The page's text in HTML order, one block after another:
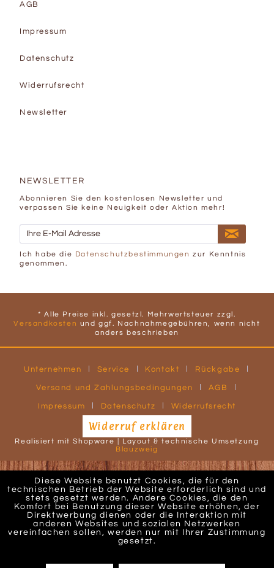
AGB
Impressum
Datenschutz
Widerrufsrecht
Newsletter
NEWSLETTER
Abonnieren Sie den kostenlosen Newsletter und
verpassen Sie keine Neuigkeit oder Aktion mehr!
Ich habe die Datenschutzbestimmungen zur Kenntnis
genommen.
* Alle Preise inkl. gesetzl. Mehrwertsteuer zzgl.
Versandkosten und ggf. Nachnahmegebühren, wenn nicht
anders beschrieben
Unternehmen Service Kontakt Rückgabe
Versand und Zahlungsbedingungen AGB
Impressum Datenschutz Widerrufsrecht
Widerruf erklären
Realisiert mit Shopware | Layout & technische Umsetzung
Blauzweig
Diese Website benutzt Cookies, die für den
technischen Betrieb der Website erforderlich sind und
stets gesetzt werden. Andere Cookies, die den
Komfort bei Benutzung dieser Website erhöhen, der
Direktwerbung dienen oder die Interaktion mit
anderen Websites und sozialen Netzwerken
vereinfachen sollen, werden nur mit Ihrer Zustimmung
gesetzt.